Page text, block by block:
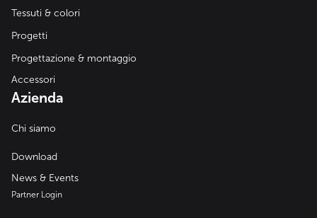
Tessuti & colori
Progetti
Progettazione & montaggio
Accessori
Azienda
Chi siamo
Download
News & Events
Partner Login